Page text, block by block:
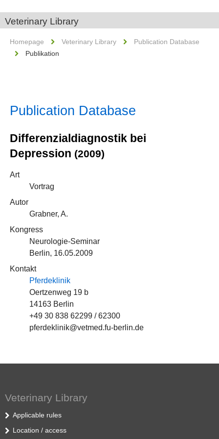
Veterinary Library
Homepage Veterinary Library
Publication Database
Publikation
Publication Database
Differenzialdiagnostik bei
Depression (2009)
Art
Vortrag
Autor
Grabner, A.
Kongress
Neurologie-Seminar
Berlin, 16.05.2009
Kontakt
Pferdeklinik
Oertzenweg 19 b
14163 Berlin
+49 30 838 62299 / 62300
pferdeklinik@vetmed.fu-berlin.de
Veterinary Library
Applicable rules
Location / access